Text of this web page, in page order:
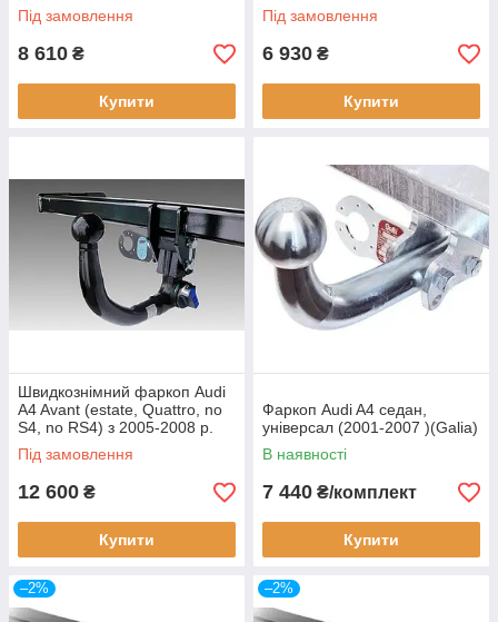
Під замовлення
8 610 ₴
Купити
Під замовлення
6 930 ₴
Купити
Швидкознімний фаркоп Audi
A4 Avant (estate, Quattro, no
S4, no RS4) з 2005-2008 р.
Під замовлення
12 600 ₴
Купити
Фаркоп Audi A4 седан,
універсал (2001-2007 )(Galia)
В наявності
7 440 ₴/комплект
Купити
–2% –2%